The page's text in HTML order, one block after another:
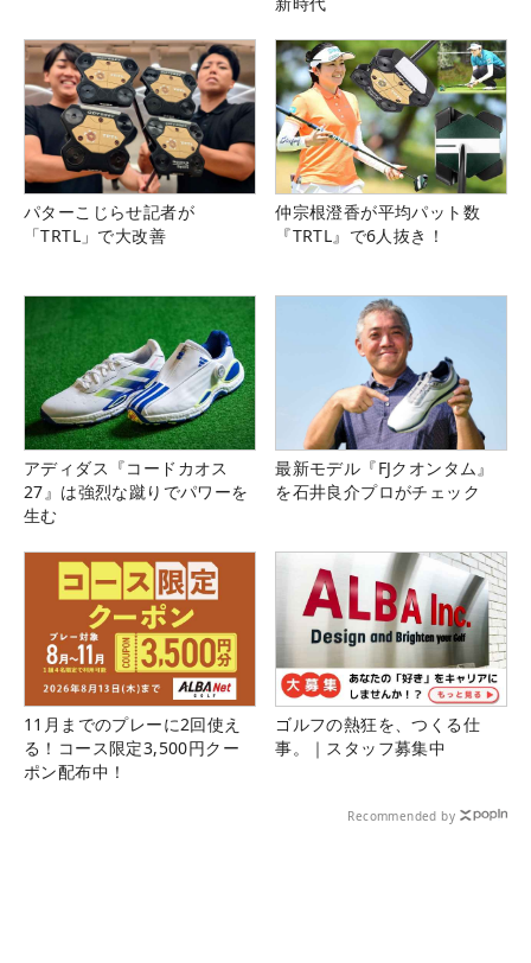
パターこじらせ記者が
「TRTL」で大改善
仲宗根澄香が平均パット数
『TRTL』で6人抜き！
アディダス『コードカオス
27』は強烈な蹴りでパワーを
生む
最新モデル『FJクオンタム』
を石井良介プロがチェック
11月までのプレーに2回使え
る！コース限定3,500円クー
ポン配布中！
ゴルフの熱狂を、つくる仕
事。｜スタッフ募集中
Recommended by